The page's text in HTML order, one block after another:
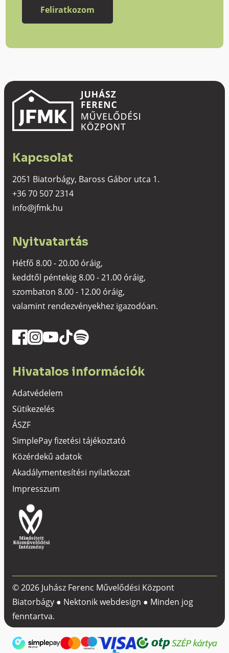
Kapcsolat
2051 Biatorbágy, Baross Gábor utca 1.
+36 70 507 2314
info@jfmk.hu
Nyitvatartás
Hétfő 8.00 - 20.00 óráig,
keddtől péntekig 8.00 - 21.00 óráig,
szombaton 8.00 - 12.00 óráig,
valamint rendezvényekhez igazodóan.
Hivatalos információk
Adatvédelem
Sütikezelés
ÁSZF
SimplePay fizetési tájékoztató
Közérdekű adatok
Akadálymentesítési nyilatkozat
Impresszum
© 2026 Juhász Ferenc Művelődési Központ
Biatorbágy ● Nektonik webdesign ● Minden jog
fenntartva.